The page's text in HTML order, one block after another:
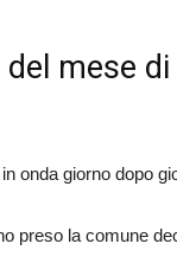
mese
onda giorno dopo
preso la comune